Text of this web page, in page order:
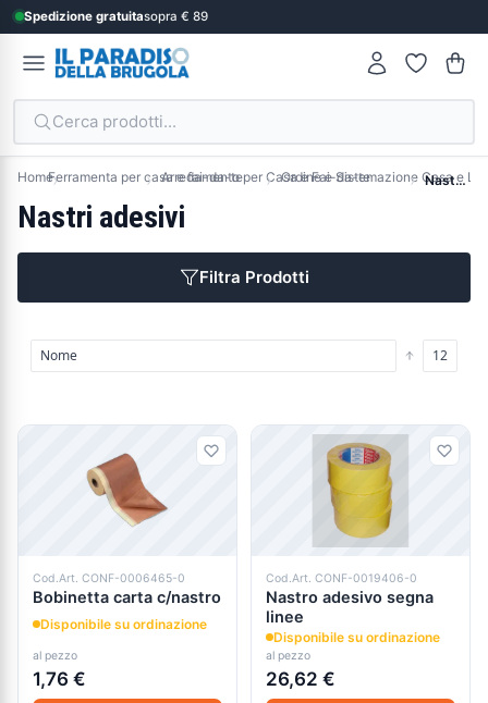
Spedizione gratuitasopra € 89
Cerca prodotti...
HomeFerramenta per casa e fai-da-teArredamento per Casa e Fai-da-teOrdine e Sistemazione Casa e
Nastri adesivi
Nastri adesivi
Filtra Prodotti
Prodotti
Cod.Art. CONF-0006465-0
Bobinetta carta c/nastro
Disponibile su ordinazione
al pezzo
1,76 €
Cod.Art. CONF-0019406-0
Nastro adesivo segna
linee
Disponibile su ordinazione
al pezzo
26,62 €